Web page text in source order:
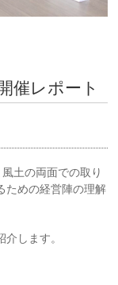
催レポート
土の両面での取り
ための経営陣の理解
します。